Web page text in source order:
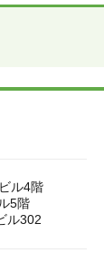
ル4階
5階
ル302